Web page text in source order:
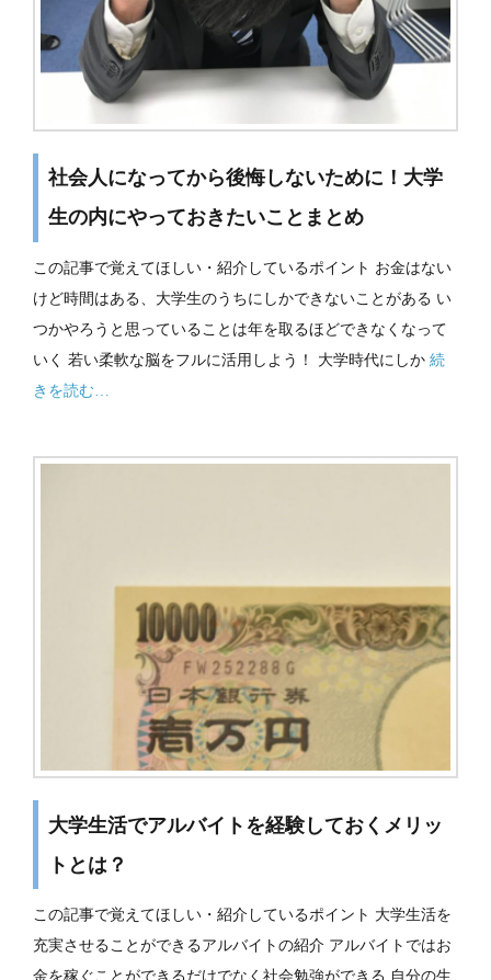
社会人になってから後悔しないために！大学
生の内にやっておきたいことまとめ
この記事で覚えてほしい・紹介しているポイント お金はない
けど時間はある、大学生のうちにしかできないことがある い
つかやろうと思っていることは年を取るほどできなくなって
いく 若い柔軟な脳をフルに活用しよう！ 大学時代にしか 続
きを読む…
大学生活でアルバイトを経験しておくメリッ
トとは？
この記事で覚えてほしい・紹介しているポイント 大学生活を
充実させることができるアルバイトの紹介 アルバイトではお
金を稼ぐことができるだけでなく社会勉強ができる 自分の生